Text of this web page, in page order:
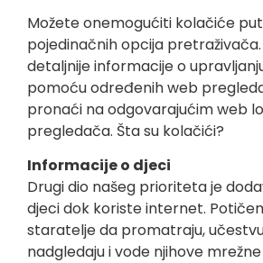
Možete onemogućiti kolačiće
pojedinačnih opcija
detaljnije informacije o
pomoću određenih web
pronaći na odgovarajućim web
pregledača. Šta su kolačići?
Informacije o djeci
Drugi dio našeg prioriteta je
djeci dok koriste internet.
staratelje da promatraju,
nadgledaju i vode njihove